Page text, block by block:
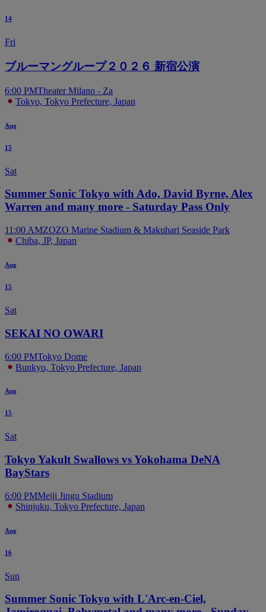
14
Fri
ブルーマングループ２０２６ 新宿公演
6:00 PMTheater Milano - Za
Tokyo, Tokyo Prefecture, Japan
Aug
15
Sat
Summer Sonic Tokyo with Ado, David Byrne, Alex
Warren and many more - Saturday Pass Only
11:00 AMZOZO Marine Stadium & Makuhari Seaside Park
Chiba, JP, Japan
Aug
15
Sat
SEKAI NO OWARI
6:00 PMTokyo Dome
Bunkyo, Tokyo Prefecture, Japan
Aug
15
Sat
Tokyo Yakult Swallows vs Yokohama DeNA
BayStars
6:00 PMMeiji Jingu Stadium
Shinjuku, Tokyo Prefecture, Japan
Aug
16
Sun
Summer Sonic Tokyo with L'Arc-en-Ciel,